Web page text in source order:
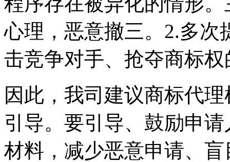
心理，恶意撤三。2.多次
击竞争对手、抢夺商标
因此，我司建议商标代
引导。要引导、鼓励申
材料，减少恶意申请、